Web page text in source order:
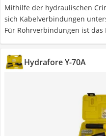
Mithilfe der hydraulischen
sich Kabelverbindungen
Für Rohrverbindungen ist
Hydrafore Y-70A